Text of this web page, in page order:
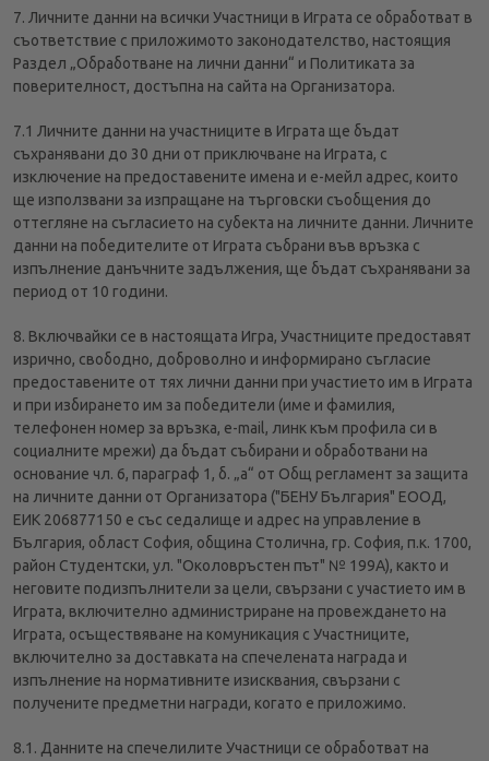
7. Личните данни на всички Участници в Играта се обработват в
съответствие с приложимото законодателство, настоящия
Раздел „Обработване на лични данни“ и Политиката за
поверителност, достъпна на сайта на Организатора.
7.1 Личните данни на участниците в Играта ще бъдат
съхранявани до 30 дни от приключване на Играта, с
изключение на предоставените имена и е-мейл адрес, които
ще използвани за изпращане на търговски съобщения до
оттегляне на съгласието на субекта на личните данни. Личните
данни на победителите от Играта събрани във връзка с
изпълнение данъчните задължения, ще бъдат съхранявани за
период от 10 години.
8. Включвайки се в настоящата Игра, Участниците предоставят
изрично, свободно, доброволно и информирано съгласие
предоставените от тях лични данни при участието им в Играта
и при избирането им за победители (име и фамилия,
телефонен номер за връзка, e-mail, линк към профила си в
социалните мрежи) да бъдат събирани и обработвани на
основание чл. 6, параграф 1, б. „а“ от Общ регламент за защита
на личните данни от Организатора ("БЕНУ България" ЕООД,
ЕИК 206877150 е със седалище и адрес на управление в
България, област София, община Столична, гр. София, п.к. 1700,
район Студентски, ул. "Околовръстен път" № 199А), както и
неговите подизпълнители за цели, свързани с участието им в
Играта, включително администриране на провеждането на
Играта, осъществяване на комуникация с Участниците,
включително за доставката на спечелената награда и
изпълнение на нормативните изисквания, свързани с
получените предметни награди, когато е приложимо.
8.1. Данните на спечелилите Участници се обработват на